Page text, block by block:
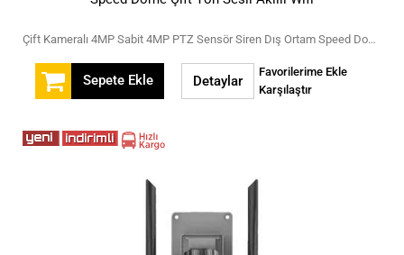
Çift Kameralı 4MP Sabit 4MP PTZ Sensör Siren Dış Ortam Speed Dome Çift Yön Sesli Akıllı Wifi
Sepete Ekle Detaylar
Favorilerime Ekle
Karşılaştır